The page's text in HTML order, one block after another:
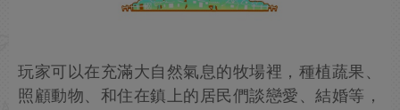
玩家可以在充滿大自然氣息的牧場裡，種植蔬果、
照顧動物、和住在鎮上的居民們談戀愛、結婚等，